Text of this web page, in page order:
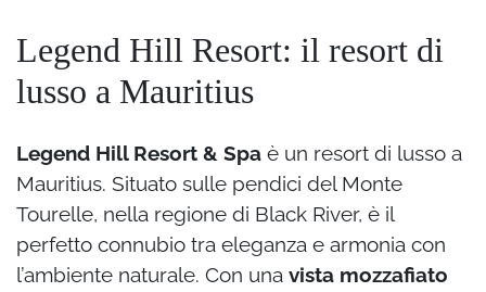
Legend Hill Resort: il resort di
lusso a Mauritius
Legend Hill Resort & Spa è un resort di lusso a
Mauritius. Situato sulle pendici del Monte
Tourelle, nella regione di Black River, è il
perfetto connubio tra eleganza e armonia con
l’ambiente naturale. Con una vista mozzafiato